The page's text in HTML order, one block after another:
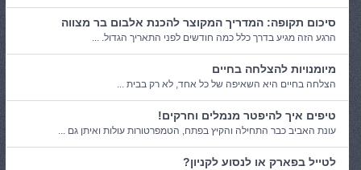
סיכום תקופה: המדריך המקוצר להכנת אלבום בר מצווה
הרגע הזה מגיע בדרך כלל כמה חודשים לפני התאריך הגדול. ...
מיומנויות להצלחה בחיים
הצלחה בחיים היא השאיפה של כל אחד, לא רק בבית ...
טיפים איך להיפטר מנמלים וחרקים!
עונת האביב כבר התחילה והקיץ בפתח, הטמפרטורות עולות ואיתן גם ...
לטייל בפארק או לנסוע לקניון?